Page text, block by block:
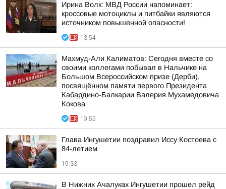
Ирина Волк: МВД России напоминает:
кроссовые мотоциклы и питбайки являются
источником повышенной опасности!
13:54
Махмуд-Али Калиматов: Сегодня вместе со
своими коллегами побывал в Нальчике на
Большом Всероссийском призе (Дерби),
посвящённом памяти первого Президента
Кабардино-Балкарии Валерия Мухамедовича
Кокова
19:55
Глава Ингушетии поздравил Иссу Костоева с
84-летием
19:33
В Нижних Ачалуках Ингушетии прошел рейд